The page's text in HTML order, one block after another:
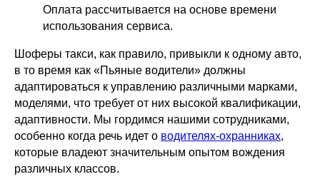
Оплата рассчитывается на основе времени
использования сервиса.
Шоферы такси, как правило, привыкли к одному авто,
в то время как «Пьяные водители» должны
адаптироваться к управлению различными марками,
моделями, что требует от них высокой квалификации,
адаптивности. Мы гордимся нашими сотрудниками,
особенно когда речь идет о водителях-охранниках,
которые владеют значительным опытом вождения
различных классов.